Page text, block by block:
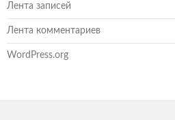
Лента записей
Лента комментариев
WordPress.org